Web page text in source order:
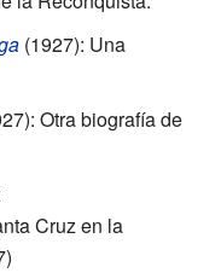
(1927): Una
Otra biografía de
Cruz en la